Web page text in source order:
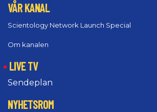
VÅR KANAL
Scientology Network Launch Special
Om kanalen
LIVE TV
Sendeplan
NYHETSROM